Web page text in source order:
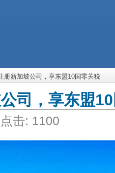
册新加坡公司，享东盟10国零关税
司，享东盟
点击: 1100